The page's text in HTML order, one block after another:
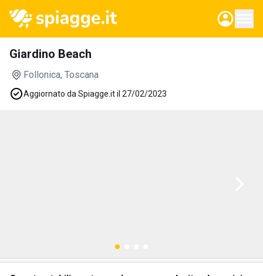
Giardino Beach
Follonica, Toscana
Aggiornato da Spiagge.it il 27/02/2023